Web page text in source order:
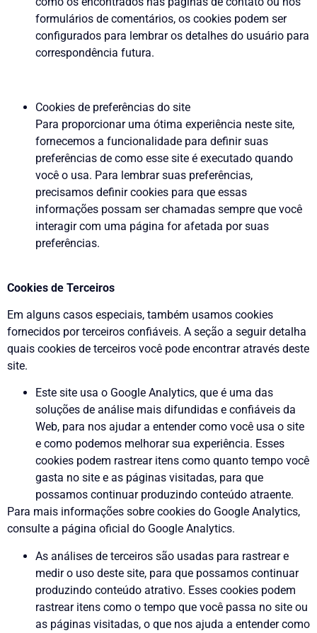
formulários de comentários, os cookies podem ser
configurados para lembrar os detalhes do usuário para
correspondência futura.
Cookies de preferências do site
Para proporcionar uma ótima experiência neste site,
fornecemos a funcionalidade para definir suas
preferências de como esse site é executado quando
você o usa. Para lembrar suas preferências,
precisamos definir cookies para que essas
informações possam ser chamadas sempre que você
interagir com uma página for afetada por suas
preferências.
Cookies de Terceiros
Em alguns casos especiais, também usamos cookies
fornecidos por terceiros confiáveis. A seção a seguir detalha
quais cookies de terceiros você pode encontrar através deste
site.
Este site usa o Google Analytics, que é uma das
soluções de análise mais difundidas e confiáveis da
Web, para nos ajudar a entender como você usa o site
e como podemos melhorar sua experiência. Esses
cookies podem rastrear itens como quanto tempo você
gasta no site e as páginas visitadas, para que
possamos continuar produzindo conteúdo atraente.
Para mais informações sobre cookies do Google Analytics,
consulte a página oficial do Google Analytics.
As análises de terceiros são usadas para rastrear e
medir o uso deste site, para que possamos continuar
produzindo conteúdo atrativo. Esses cookies podem
rastrear itens como o tempo que você passa no site ou
as páginas visitadas, o que nos ajuda a entender como